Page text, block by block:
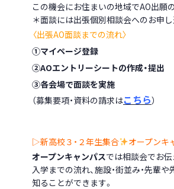
この機会にお住まいの地域でAO出願
＊面談には出張個別相談会へのお申し
〈出張AO面談までの流れ〉
①マイページ登録
②AOエントリーシートの作成・提出
③各会場で面談を実施
（募集要項・資料の請求はこちら）
▷新高校３・２年生集合
オープンキ
オープンキャンパスでは相談会でお
入学までの流れ、施設・街並み・先輩
知ることができます。